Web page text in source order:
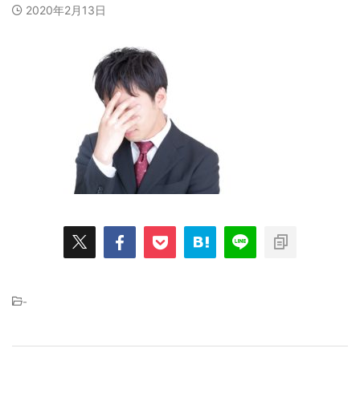
2020年2月13日
-